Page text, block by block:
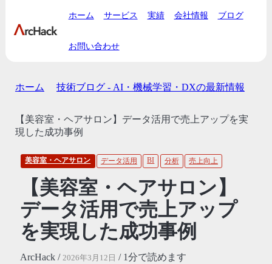
ホーム サービス 実績 会社情報 ブログ
お問い合わせ
ホーム 技術ブログ - AI・機械学習・DXの最新情報
【美容室・ヘアサロン】データ活用で売上アップを実
現した成功事例
美容室・ヘアサロン データ活用 BI 分析 売上向上
【美容室・ヘアサロン】
データ活用で売上アップ
を実現した成功事例
ArcHack / 2026年3月12日 / 1分で読めます